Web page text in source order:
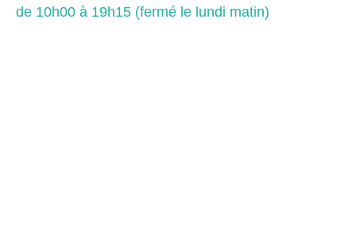
de 10h00 à 19h15 (fermé le lundi matin)